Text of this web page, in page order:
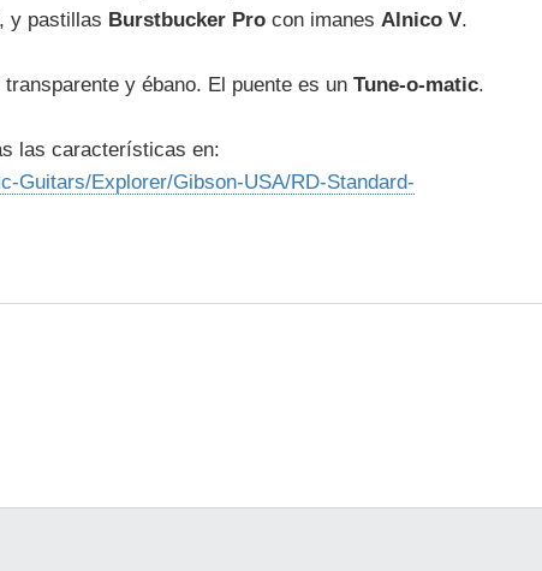
y pastillas Burstbucker Pro con imanes Alnico V.
y ébano. El puente es un Tune-o-matic.
las características en:
Guitars/Explorer/Gibson-USA/RD-Standard-